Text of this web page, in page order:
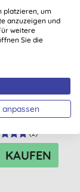
- für
(2)
KAUFEN
platzieren, um
anzuzeigen und
weitere
Sie die
anpassen